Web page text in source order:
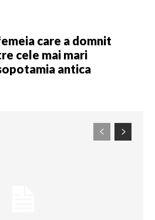
care a domnit
cele mai mari
antica